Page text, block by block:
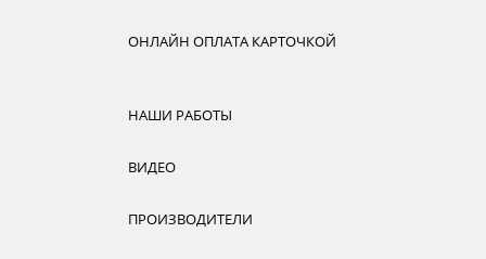
ОНЛАЙН ОПЛАТА КАРТОЧКОЙ
НАШИ РАБОТЫ
ВИДЕО
ПРОИЗВОДИТЕЛИ